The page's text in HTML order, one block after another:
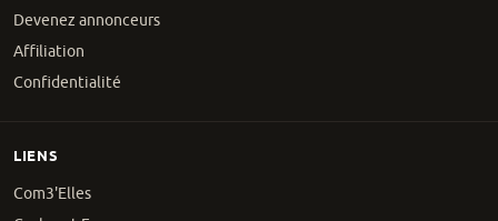
Devenez annonceurs
Affiliation
Confidentialité
LIENS
Com3'Elles